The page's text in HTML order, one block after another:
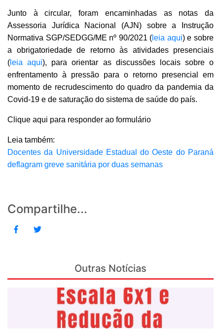
Junto à circular, foram encaminhadas as notas da
Assessoria Jurídica Nacional (AJN) sobre a Instrução
Normativa SGP/SEDGG/ME nº 90/2021 ( leia aqui) e sobre
a obrigatoriedade de retorno às atividades presenciais
( leia aqui), para orientar as discussões locais sobre o
enfrentamento à pressão para o retorno presencial em
momento de recrudescimento do quadro da pandemia da
Covid-19 e de saturação do sistema de saúde do país.
Clique aqui para responder ao formulário
Leia também:
Docentes da Universidade Estadual do Oeste do Paraná
deflagram greve sanitária por duas semanas
Compartilhe...
Outras Notícias